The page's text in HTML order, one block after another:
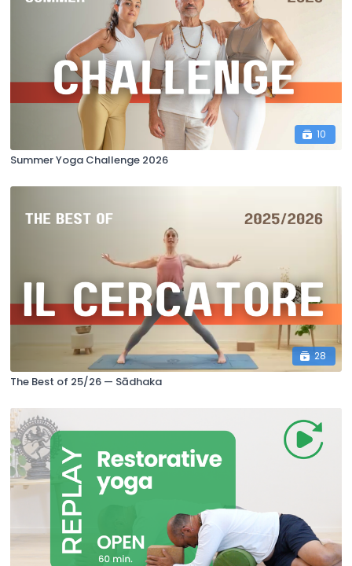
10
Summer Yoga Challenge 2026
28
The Best of 25/26 — Sādhaka